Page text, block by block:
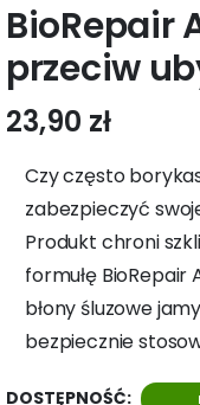
BioRepair
przeciw
23,90 zł
Czy często
zabezpieczyć
Produkt chroni
formułę BioRepair
błony śluzowe
bezpiecznie
DOSTĘPNOŚĆ: